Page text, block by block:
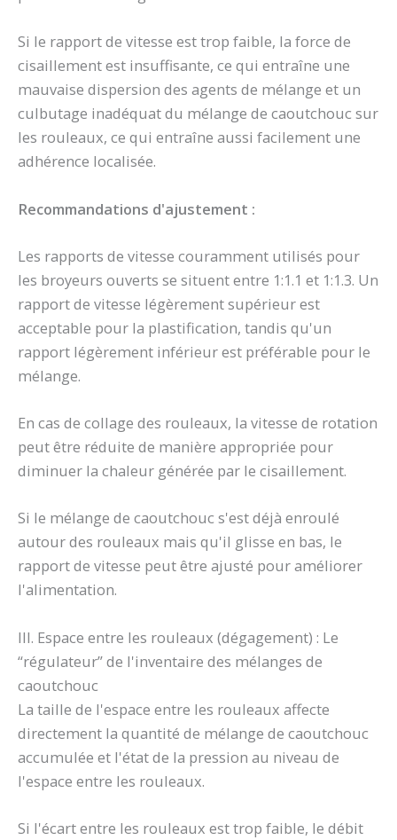
Si le rapport de vitesse est trop faible, la force de
cisaillement est insuffisante, ce qui entraîne une
mauvaise dispersion des agents de mélange et un
culbutage inadéquat du mélange de caoutchouc sur
les rouleaux, ce qui entraîne aussi facilement une
adhérence localisée.
Recommandations d'ajustement :
Les rapports de vitesse couramment utilisés pour
les broyeurs ouverts se situent entre 1:1.1 et 1:1.3. Un
rapport de vitesse légèrement supérieur est
acceptable pour la plastification, tandis qu'un
rapport légèrement inférieur est préférable pour le
mélange.
En cas de collage des rouleaux, la vitesse de rotation
peut être réduite de manière appropriée pour
diminuer la chaleur générée par le cisaillement.
Si le mélange de caoutchouc s'est déjà enroulé
autour des rouleaux mais qu'il glisse en bas, le
rapport de vitesse peut être ajusté pour améliorer
l'alimentation.
III. Espace entre les rouleaux (dégagement) : Le
“régulateur” de l'inventaire des mélanges de
caoutchouc
La taille de l'espace entre les rouleaux affecte
directement la quantité de mélange de caoutchouc
accumulée et l'état de la pression au niveau de
l'espace entre les rouleaux.
Si l'écart entre les rouleaux est trop faible, le débit